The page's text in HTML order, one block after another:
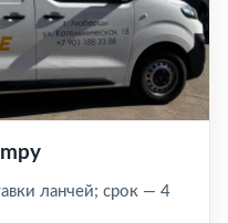
ланчей; срок — 4